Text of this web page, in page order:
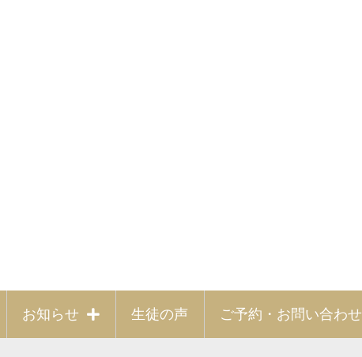
お知らせ 生徒の声 ご予約・お問い合わせ